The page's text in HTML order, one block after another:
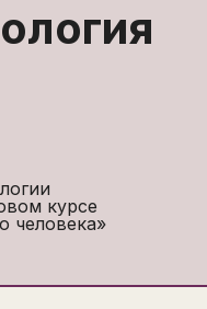
курсе
человека»